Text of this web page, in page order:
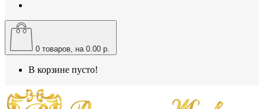
0 товаров, на 0.00 р.
В корзине пусто!